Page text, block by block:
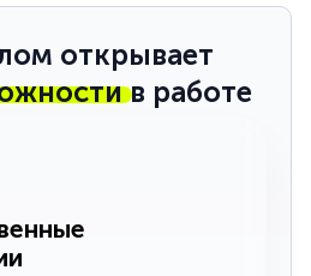
открывает
в работе